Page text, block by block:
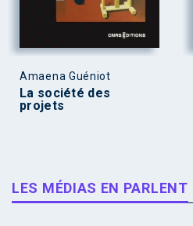
Amaena Guéniot
La société des
projets
LES MÉDIAS EN PARLENT